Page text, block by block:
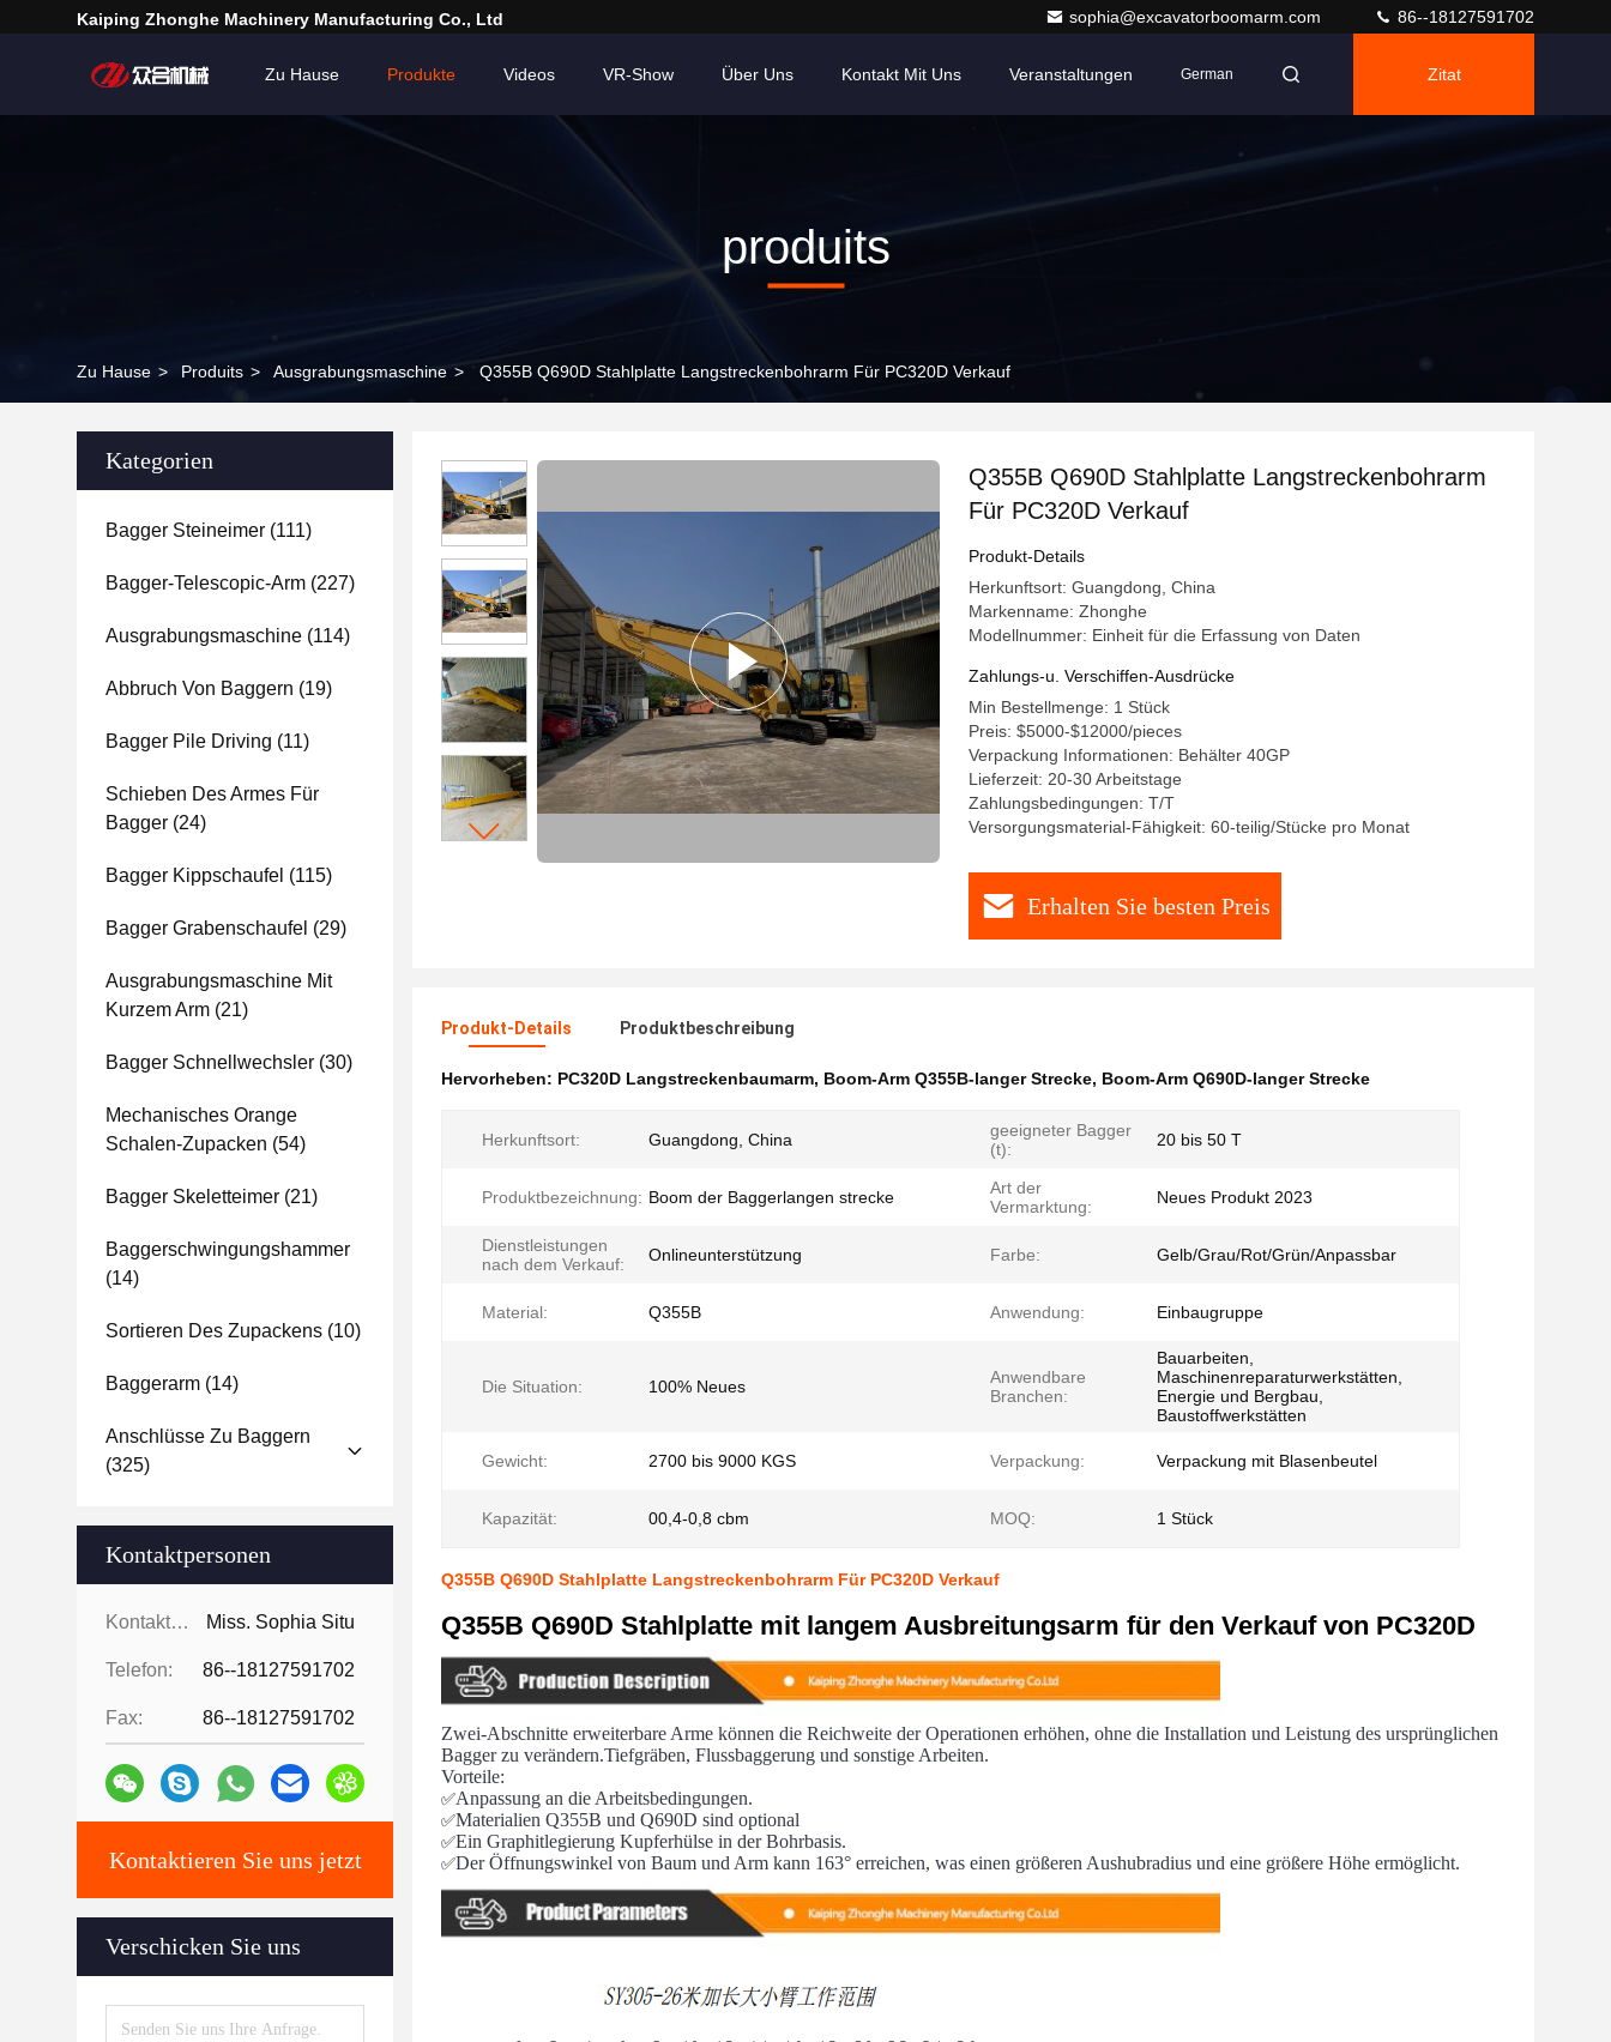
Kaiping Zhonghe Machinery Manufacturing Co., Ltd sophia@excavatorboomarm.com 86--18127591702
Zu Hause Produkte Videos VR-Show Über Uns Kontakt Mit Uns Veranstaltungen German Zitat
produits
Zu Hause > Produits > Ausgrabungsmaschine > Q355B Q690D Stahlplatte Langstreckenbohrarm Für PC320D Verkauf
Kategorien
Bagger Steineimer (111)
Bagger-Telescopic-Arm (227)
Ausgrabungsmaschine (114)
Abbruch Von Baggern (19)
Bagger Pile Driving (11)
Schieben Des Armes Für
Bagger (24)
Bagger Kippschaufel (115)
Bagger Grabenschaufel (29)
Ausgrabungsmaschine Mit
Kurzem Arm (21)
Bagger Schnellwechsler (30)
Mechanisches Orange
Schalen-Zupacken (54)
Bagger Skeletteimer (21)
Baggerschwingungshammer
(14)
Sortieren Des Zupackens (10)
Baggerarm (14)
Anschlüsse Zu Baggern
(325)
Kontaktpersonen
Kontaktpersonen: Miss. Sophia Situ
Telefon: 86--18127591702
Fax: 86--18127591702
Kontaktieren Sie uns jetzt
Verschicken Sie uns
Q355B Q690D Stahlplatte Langstreckenbohrarm
Für PC320D Verkauf
Produkt-Details
Herkunftsort: Guangdong, China
Markenname: Zhonghe
Modellnummer: Einheit für die Erfassung von Daten
Zahlungs-u. Verschiffen-Ausdrücke
Min Bestellmenge: 1 Stück
Preis: $5000-$12000/pieces
Verpackung Informationen: Behälter 40GP
Lieferzeit: 20-30 Arbeitstage
Zahlungsbedingungen: T/T
Versorgungsmaterial-Fähigkeit: 60-teilig/Stücke pro Monat
Erhalten Sie besten Preis
Produkt-Details Produktbeschreibung
Hervorheben: PC320D Langstreckenbaumarm, Boom-Arm Q355B-langer Strecke, Boom-Arm Q690D-langer Strecke
Herkunftsort: Guangdong, China
geeigneter Bagger
(t):
20 bis 50 T
Produktbezeichnung: Boom der Baggerlangen strecke
Art der
Vermarktung:
Neues Produkt 2023
Dienstleistungen
nach dem Verkauf:
Onlineunterstützung Farbe: Gelb/Grau/Rot/Grün/Anpassbar
Material: Q355B Anwendung: Einbaugruppe
Die Situation: 100% Neues
Anwendbare
Branchen:
Bauarbeiten,
Maschinenreparaturwerkstätten,
Energie und Bergbau,
Baustoffwerkstätten
Gewicht: 2700 bis 9000 KGS Verpackung: Verpackung mit Blasenbeutel
Kapazität: 00,4-0,8 cbm MOQ: 1 Stück
Q355B Q690D Stahlplatte Langstreckenbohrarm Für PC320D Verkauf
Q355B Q690D Stahlplatte mit langem Ausbreitungsarm für den Verkauf von PC320D
Zwei-Abschnitte erweiterbare Arme können die Reichweite der Operationen erhöhen, ohne die Installation und Leistung des ursprünglichen
Bagger zu verändern.Tiefgräben, Flussbaggerung und sonstige Arbeiten.
Vorteile:
✅Anpassung an die Arbeitsbedingungen.
✅Materialien Q355B und Q690D sind optional
✅Ein Graphitlegierung Kupferhülse in der Bohrbasis.
✅Der Öffnungswinkel von Baum und Arm kann 163° erreichen, was einen größeren Aushubradius und eine größere Höhe ermöglicht.